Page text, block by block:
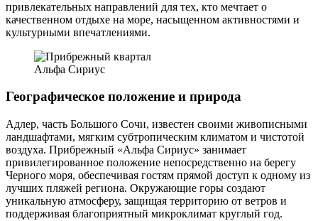
привлекательных направлений для тех, кто мечтает о
качественном отдыхе на море, насыщенном активностями и
культурными впечатлениями.
Альфа Сириус
Географическое положение и природа
Адлер, часть Большого Сочи, известен своими живописными
ландшафтами, мягким субтропическим климатом и чистотой
воздуха. Прибрежный «Альфа Сириус» занимает
привилегированное положение непосредственно на берегу
Черного моря, обеспечивая гостям прямой доступ к одному из
лучших пляжей региона. Окружающие горы создают
уникальную атмосферу, защищая территорию от ветров и
поддерживая благоприятный микроклимат круглый год.